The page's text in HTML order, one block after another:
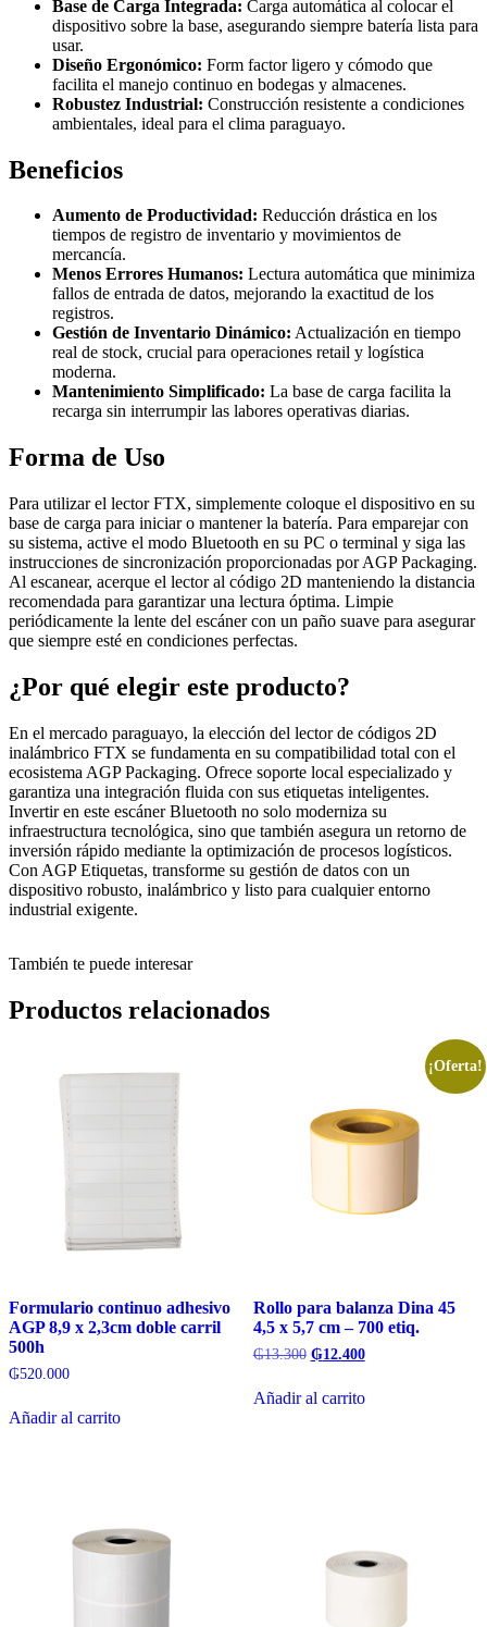
Base de Carga Integrada: Carga automática al colocar el
dispositivo sobre la base, asegurando siempre batería lista para
usar.
Diseño Ergonómico: Form factor ligero y cómodo que
facilita el manejo continuo en bodegas y almacenes.
Robustez Industrial: Construcción resistente a condiciones
ambientales, ideal para el clima paraguayo.
Beneficios
Aumento de Productividad: Reducción drástica en los
tiempos de registro de inventario y movimientos de
mercancía.
Menos Errores Humanos: Lectura automática que minimiza
fallos de entrada de datos, mejorando la exactitud de los
registros.
Gestión de Inventario Dinámico: Actualización en tiempo
real de stock, crucial para operaciones retail y logística
moderna.
Mantenimiento Simplificado: La base de carga facilita la
recarga sin interrumpir las labores operativas diarias.
Forma de Uso
Para utilizar el lector FTX, simplemente coloque el dispositivo en su
base de carga para iniciar o mantener la batería. Para emparejar con
su sistema, active el modo Bluetooth en su PC o terminal y siga las
instrucciones de sincronización proporcionadas por AGP Packaging.
Al escanear, acerque el lector al código 2D manteniendo la distancia
recomendada para garantizar una lectura óptima. Limpie
periódicamente la lente del escáner con un paño suave para asegurar
que siempre esté en condiciones perfectas.
¿Por qué elegir este producto?
En el mercado paraguayo, la elección del lector de códigos 2D
inalámbrico FTX se fundamenta en su compatibilidad total con el
ecosistema AGP Packaging. Ofrece soporte local especializado y
garantiza una integración fluida con sus etiquetas inteligentes.
Invertir en este escáner Bluetooth no solo moderniza su
infraestructura tecnológica, sino que también asegura un retorno de
inversión rápido mediante la optimización de procesos logísticos.
Con AGP Etiquetas, transforme su gestión de datos con un
dispositivo robusto, inalámbrico y listo para cualquier entorno
industrial exigente.
También te puede interesar
Productos relacionados
Formulario continuo adhesivo
AGP 8,9 x 2,3cm doble carril
500h
₲520.000
Añadir al carrito
¡Oferta!
Rollo para balanza Dina 45
4,5 x 5,7 cm – 700 etiq.
₲13.300 El
original
era:
₲12.400El
es:
Añadir al carrito